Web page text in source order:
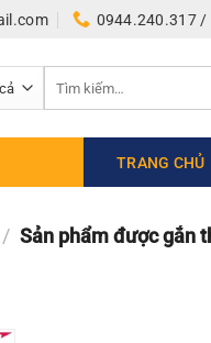
0944.240.317 /
kiếm:
TRANG CHỦ
/ Sản phẩm được gắn